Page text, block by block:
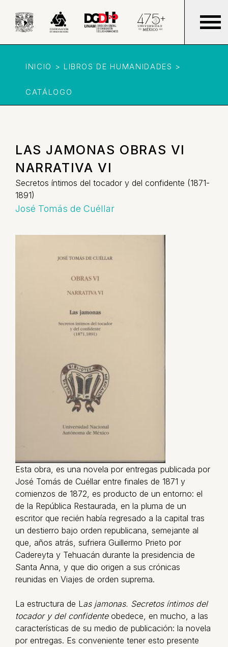
INICIO > LIBROS DE HUMANIDADES >
CATÁLOGO
LAS JAMONAS OBRAS VI
NARRATIVA VI
Secretos íntimos del tocador y del confidente (1871-
1891)
José Tomás de Cuéllar
Esta obra, es una novela por entregas publicada por
José Tomás de Cuéllar entre finales de 1871 y
comienzos de 1872, es producto de un entorno: el
de la República Restaurada, en la pluma de un
escritor que recién había regresado a la capital tras
un destierro bajo orden republicana, semejante al
que, años atrás, sufriera Guillermo Prieto por
Cadereyta y Tehuacán durante la presidencia de
Santa Anna, y que dio origen a sus crónicas
reunidas en Viajes de orden suprema.
La estructura de Las jamonas. Secretos íntimos del
tocador y del confidenteobedece, en mucho, a las
características de su medio de publicación: la novela
por entregas. Es conveniente tener esto presente